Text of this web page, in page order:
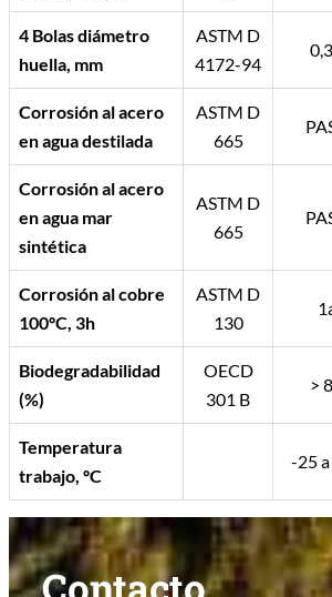
4 Bolas diámetro
huella, mm
ASTM D
4172-94
Corrosión al acero
en agua destilada
ASTM D
665
Corrosión al acero
en agua mar
sintética
ASTM D
665
Corrosión al cobre
100ºC, 3h
ASTM D
130
Biodegradabilidad
(%)
OECD
301 B
>
Temperatura
trabajo, ºC
-25